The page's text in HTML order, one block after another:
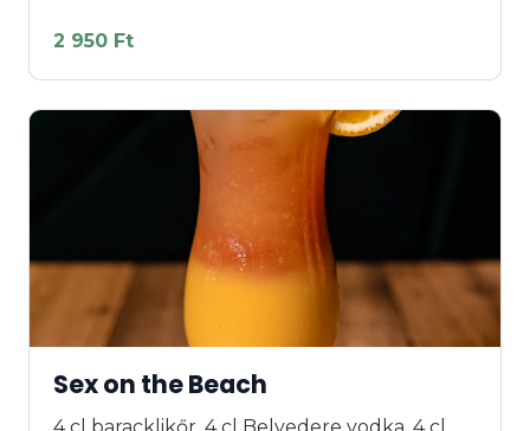
2 950 Ft
Sex on the Beach